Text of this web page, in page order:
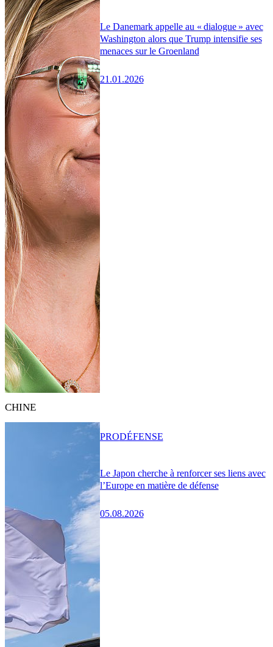
Le Danemark appelle au « dialogue » avec
Washington alors que Trump intensifie ses
menaces sur le Groenland
21.01.2026
CHINE
Le Japon cherche à renforcer ses liens avec
l’Europe en matière de défense
05.08.2026
PRODÉFENSE